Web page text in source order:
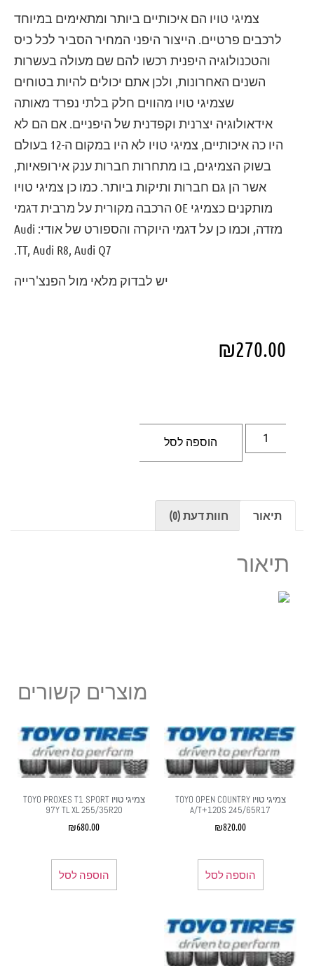
צמיגי טויו הם איכותיים ביותר ומתאימים במיוחד
לרכבים פרטיים. הייצור היפני המחיר הסביר לכל כיס
והטכנולוגיה היפנית רכשו להם שם מעולה בעשרות
השנים האחרונות, ולכן אתם יכולים להיות בטוחים
שצמיגי טויו מהווים חלק בלתי נפרד מאותה
אידאולוגיה יצרנית וקפדנית של היפניים. אם הם לא
היו כה איכותיים, צמיגי טויו לא היו במקום ה-12 בעולם
בשוק הצמיגים, בו מתחרות חברות ענק אירופאיות,
אשר הן גם חברות ותיקות ביותר. כמו כן צמיגי טויו
מותקנים כצמיגי OE הרכבה מקורית על מרבית דגמי
מזדה, וכמו כן על דגמי היוקרה והספורט של אודי: Audi
TT, Audi R8, Audi Q7.
יש לבדוק מלאי מול הפנצ'רייה
₪270.00
הוספה לסל
תיאור חוות דעת (0)
תיאור
מוצרים קשורים
צמיגי טויו TOYO OPEN COUNTRY
A/T+120S 245/65R17
₪820.00
הוספה לסל
צמיגי טויו TOYO PROXES T1 SPORT
97Y TL XL 255/35R20
₪680.00
הוספה לסל